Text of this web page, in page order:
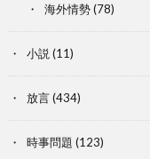
海外情勢(78)
小説 (11)
放言(434)
時事問題 (123)